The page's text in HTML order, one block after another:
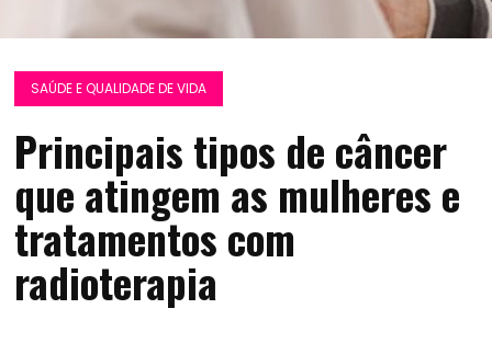
SAÚDE E QUALIDADE DE VIDA
Principais tipos de câncer
que atingem as mulheres e
tratamentos com
radioterapia